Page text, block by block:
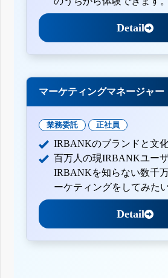
Detail
マーケティングマネージャー
業務委託 正社員
IRBANKのブランドと文化
百万人の現IRBANKユー
IRBANKを知らない数千
ーケティングをしてみたい
Detail